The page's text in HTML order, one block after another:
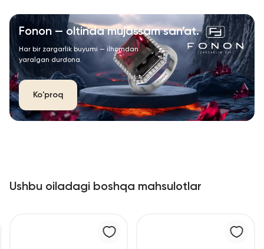
Fonon — oltinda mujassam san’at.
Har bir zargarlik buyumi — ilhomdan
yaralgan durdona.
Ko'proq
Ushbu oiladagi boshqa mahsulotlar